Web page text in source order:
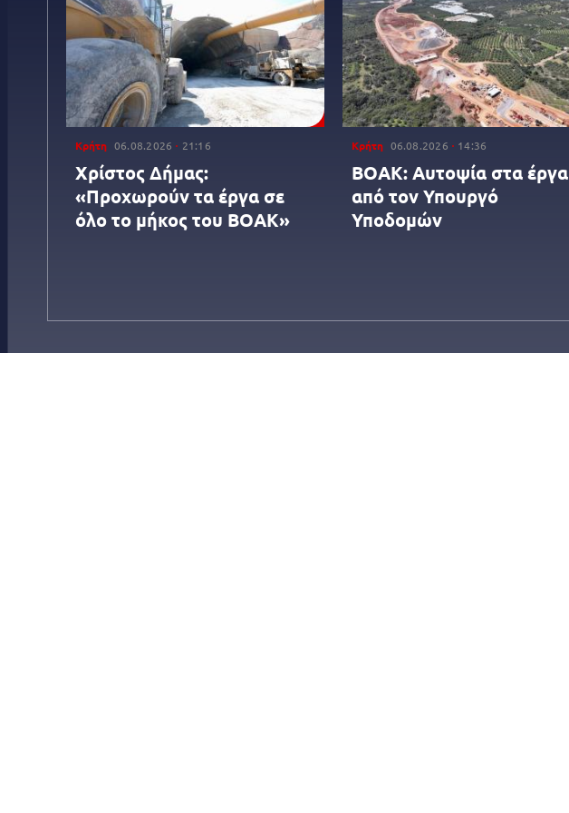
Κρήτη 06.08.2026 21:16
Χρίστος Δήμας:
«Προχωρούν τα έργα σε
όλο το μήκος του ΒΟΑΚ»
Κρήτη 06.08.2026 14:36
ΒΟΑΚ: Αυτοψία στα έργα
από τον Υπουργό
Υποδομών